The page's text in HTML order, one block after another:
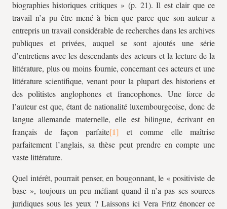
biographies historiques critiques » (p. 21). Il est clair que ce
travail n’a pu être mené à bien que parce que son auteur a
entrepris un travail considérable de recherches dans les archives
publiques et privées, auquel se sont ajoutés une série
d’entretiens avec les descendants des acteurs et la lecture de la
littérature, plus ou moins fournie, concernant ces acteurs et une
littérature scientifique, venant pour la plupart des historiens et
des politistes anglophones et francophones. Une force de
l’auteur est que, étant de nationalité luxembourgeoise, donc de
langue allemande maternelle, elle est bilingue, écrivant en
français de façon parfaite
et comme elle maîtrise
parfaitement l’anglais, sa thèse peut prendre en compte une
vaste littérature.
Quel intérêt, pourrait penser, en bougonnant, le « positiviste de
base », toujours un peu méfiant quand il n’a pas ses sources
juridiques sous les yeux ? Laissons ici Vera Fritz énoncer ce